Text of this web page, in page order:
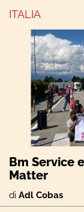
ITALIA
Bm Service
Matter
di Adl Cobas